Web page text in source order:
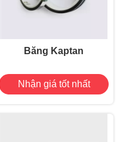
Băng Kaptan
Nhận giá tốt nhất